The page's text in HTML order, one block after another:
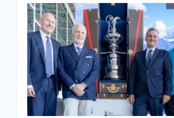
KEHRT
ZURÜCK,
UM
IHN
HERAUS
ZUFORDERN